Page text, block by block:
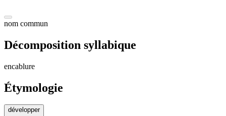
nom commun
Décomposition syllabique
encablure
Étymologie
développer